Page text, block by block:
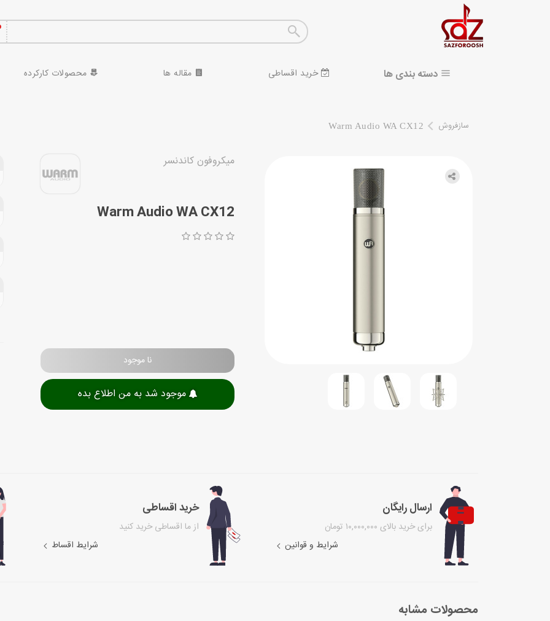
دسته بندی ها خرید اقساطی مقاله ها محصولات کارکرده
سازفروش Warm Audio WA CX12
میکروفون کاندنسر
Warm Audio WA CX12
نا موجود
موجود شد به من اطلاع بده
ارسال رایگان
برای خرید بالای ۱۰,۰۰۰,۰۰۰ تومان
شرایط و قوانین
خرید اقساطی
از ما اقساطی خرید کنید
شرایط اقساط
محصولات مشابه